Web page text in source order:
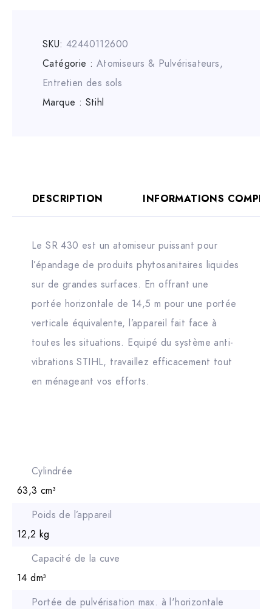
SKU: 42440112600
Catégorie : Atomiseurs & Pulvérisateurs,
Entretien des sols
Marque : Stihl
DESCRIPTION INFORMATIONS
Le SR 430 est un atomiseur puissant pour
l’épandage de produits phytosanitaires liquides
sur de grandes surfaces. En offrant une
portée horizontale de 14,5 m pour une portée
verticale équivalente, l’appareil fait face à
toutes les situations. Equipé du système anti-
vibrations STIHL, travaillez efficacement tout
en ménageant vos efforts.
Cylindrée
63,3 cm³
Poids de l’appareil
12,2 kg
Capacité de la cuve
14 dm³
Portée de pulvérisation max. à l'horizontale